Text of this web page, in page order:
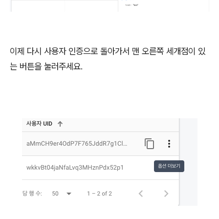
이제 다시 사용자 인증으로 돌아가서 맨 오른쪽 세개점이 있
는 버튼을 눌러주세요.